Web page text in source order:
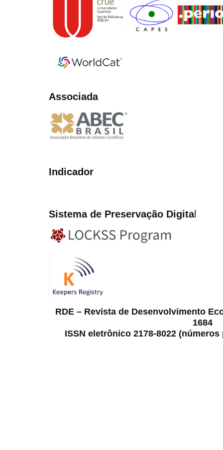
Associada
Indicador
Sistema de Preservação Digital
RDE – Revista de Desenvolvimento
1684
ISSN eletrônico 2178-8022